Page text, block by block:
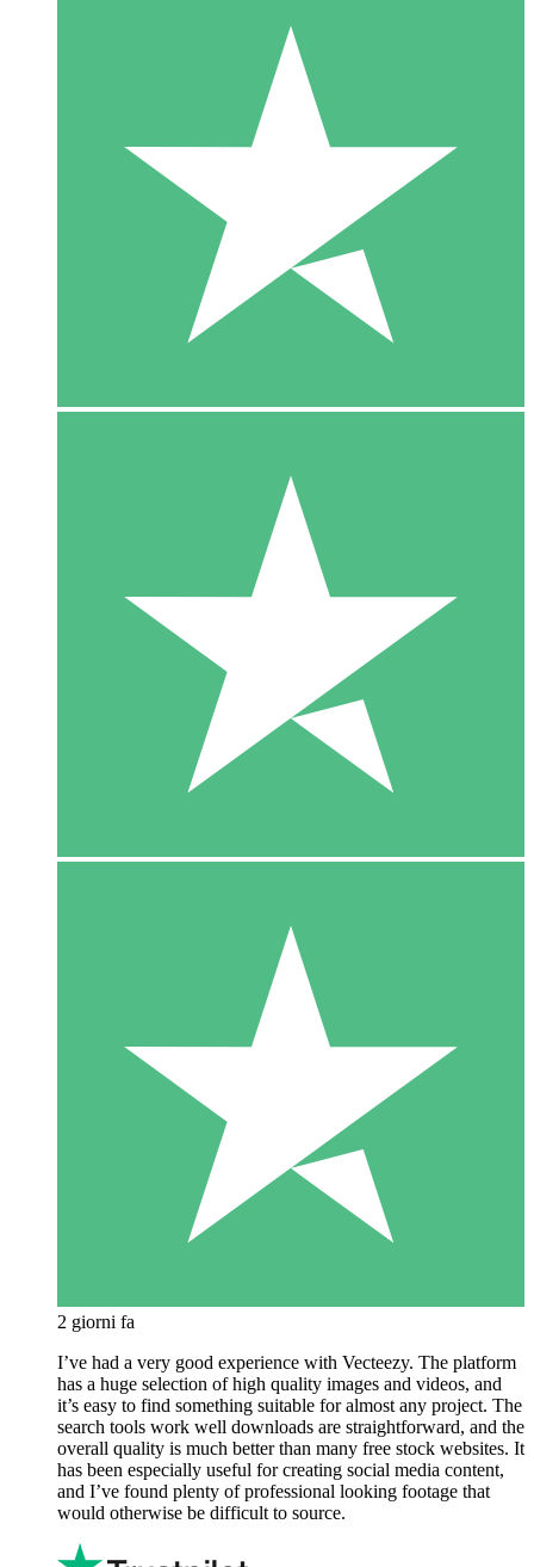
2 giorni fa
I’ve had a very good experience with Vecteezy. The platform
has a huge selection of high quality images and videos, and
it’s easy to find something suitable for almost any project. The
search tools work well downloads are straightforward, and the
overall quality is much better than many free stock websites. It
has been especially useful for creating social media content,
and I’ve found plenty of professional looking footage that
would otherwise be difficult to source.